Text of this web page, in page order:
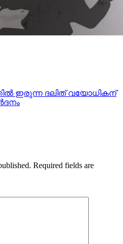
ഇരുന്ന ദലിത് വയോധികന്
Required fields are